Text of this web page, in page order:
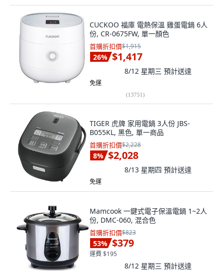
CUCKOO 福庫 電熱保溫 雞蛋電鍋 6人
份, CR-0675FW, 單一顏色
首購折扣價$1,915
26% $1,417
8/12 星期三 預計送達
免運
(13751)
TIGER 虎牌 家用電鍋 3人份 JBS-
B055KL, 黑色, 單一商品
首購折扣價$2,228
8% $2,028
8/13 星期四 預計送達
免運
Mamcook 一鍵式電子保溫電鍋 1~2人
份, DMC-060, 混合色
首購折扣價$823
53% $379
運費 $195
8/12 星期三 預計送達